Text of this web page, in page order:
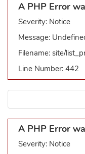
A PHP Error
Severity: Notice
Message:
Filename: site/
Line Number: 442
A PHP Error
Severity: Notice